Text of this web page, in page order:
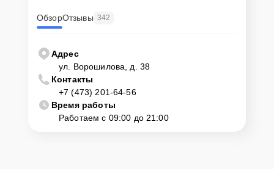
ОбзорОтзывы 342
Адрес
ул. Ворошилова, д. 38
Контакты
+7 (473) 201-64-56
Время работы
Работаем с 09:00 до 21:00